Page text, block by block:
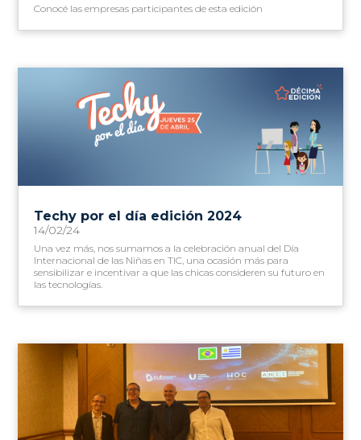
Conocé las empresas participantes de esta edición
Techy por el día edición 2024
14/02/24
Una vez más, nos sumamos a la celebración anual del Día
Internacional de las Niñas en TIC, una ocasión más para
sensibilizar e incentivar a que las chicas consideren su futuro en
las tecnologías.